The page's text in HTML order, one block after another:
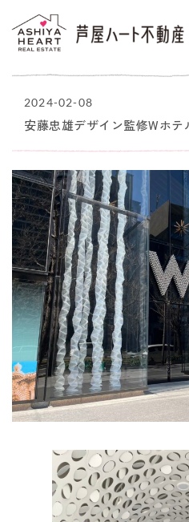
2024-02-08
安藤忠雄デザイン監修Wホテ